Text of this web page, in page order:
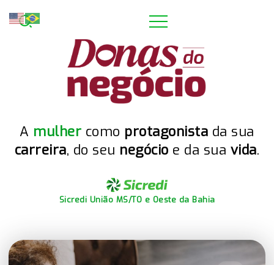
A mulher como protagonista da sua
carreira, do seu negócio e da sua vida.
Sicredi União MS/TO e Oeste da Bahia